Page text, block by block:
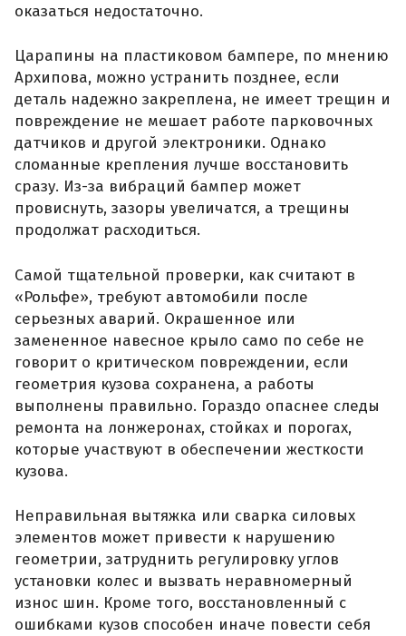
оказаться недостаточно.
Царапины на пластиковом бампере, по мнению
Архипова, можно устранить позднее, если
деталь надежно закреплена, не имеет трещин и
повреждение не мешает работе парковочных
датчиков и другой электроники. Однако
сломанные крепления лучше восстановить
сразу. Из-за вибраций бампер может
провиснуть, зазоры увеличатся, а трещины
продолжат расходиться.
Самой тщательной проверки, как считают в
«Рольфе», требуют автомобили после
серьезных аварий. Окрашенное или
замененное навесное крыло само по себе не
говорит о критическом повреждении, если
геометрия кузова сохранена, а работы
выполнены правильно. Гораздо опаснее следы
ремонта на лонжеронах, стойках и порогах,
которые участвуют в обеспечении жесткости
кузова.
Неправильная вытяжка или сварка силовых
элементов может привести к нарушению
геометрии, затруднить регулировку углов
установки колес и вызвать неравномерный
износ шин. Кроме того, восстановленный с
ошибками кузов способен иначе повести себя